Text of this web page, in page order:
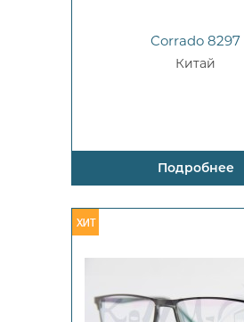
Corrado 8297
Китай
Подробнее